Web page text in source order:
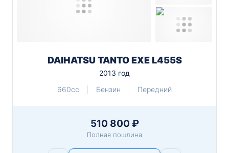
DAIHATSU TANTO EXE L455S
2013 год
660cc
Бензин Передний
510 800 ₽
Полная пошлина